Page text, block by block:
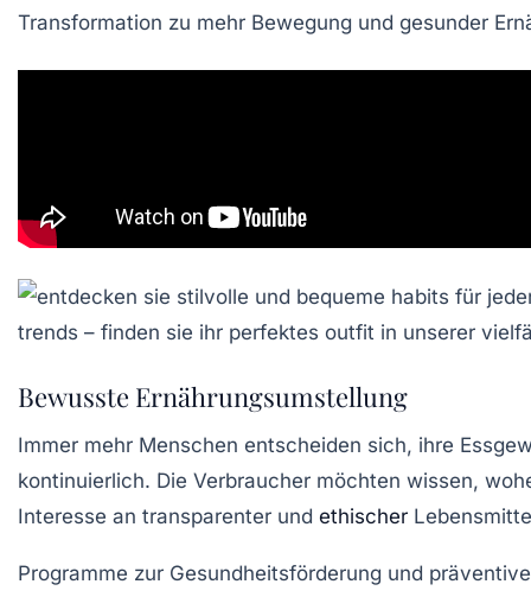
Transformation zu mehr Bewegung und gesunder
Bewusste Ernährungsumstellung
Immer mehr Menschen entscheiden sich, ihre
kontinuierlich. Die Verbraucher möchten wissen,
Interesse an transparenter und ethischer
Programme zur Gesundheitsförderung und